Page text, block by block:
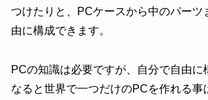
つけたりと、PCケースから中のパーツ
由に構成できます。
PCの知識は必要ですが、自分で自由に
なると世界で一つだけのPCを作れる事